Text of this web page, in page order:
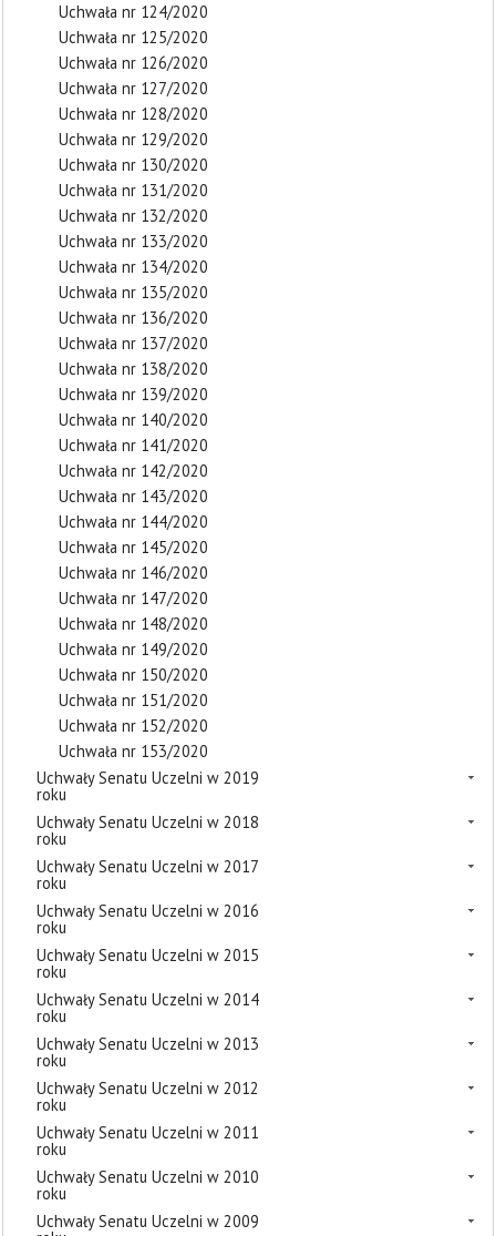
Uchwała nr 124/2020
Uchwała nr 125/2020
Uchwała nr 126/2020
Uchwała nr 127/2020
Uchwała nr 128/2020
Uchwała nr 129/2020
Uchwała nr 130/2020
Uchwała nr 131/2020
Uchwała nr 132/2020
Uchwała nr 133/2020
Uchwała nr 134/2020
Uchwała nr 135/2020
Uchwała nr 136/2020
Uchwała nr 137/2020
Uchwała nr 138/2020
Uchwała nr 139/2020
Uchwała nr 140/2020
Uchwała nr 141/2020
Uchwała nr 142/2020
Uchwała nr 143/2020
Uchwała nr 144/2020
Uchwała nr 145/2020
Uchwała nr 146/2020
Uchwała nr 147/2020
Uchwała nr 148/2020
Uchwała nr 149/2020
Uchwała nr 150/2020
Uchwała nr 151/2020
Uchwała nr 152/2020
Uchwała nr 153/2020
Uchwały Senatu Uczelni w 2019
roku
Uchwały Senatu Uczelni w 2018
roku
Uchwały Senatu Uczelni w 2017
roku
Uchwały Senatu Uczelni w 2016
roku
Uchwały Senatu Uczelni w 2015
roku
Uchwały Senatu Uczelni w 2014
roku
Uchwały Senatu Uczelni w 2013
roku
Uchwały Senatu Uczelni w 2012
roku
Uchwały Senatu Uczelni w 2011
roku
Uchwały Senatu Uczelni w 2010
roku
Uchwały Senatu Uczelni w 2009